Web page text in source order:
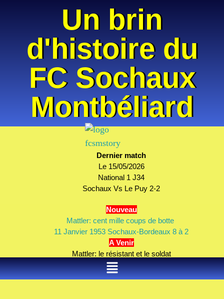
Un brin
d'histoire du
FC Sochaux
Montbéliard
Dernier match
Le 15/05/2026
National 1 J34
Sochaux Vs Le Puy 2-2
Nouveau
Mattler: cent mille coups de botte
11 Janvier 1953 Sochaux-Bordeaux 8 à 2
A Venir
Mattler: le résistant et le soldat